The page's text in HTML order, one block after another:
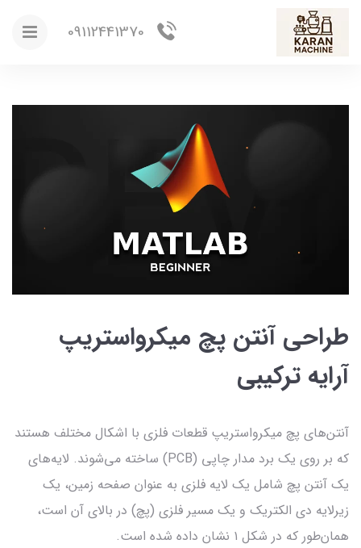
طراحی آنتن پچ میکرواستریپ
آرایه ترکیبی
آنتن‌های پچ میکرواستریپ قطعات فلزی با اشکال مختلف هستند
که بر روی یک برد مدار چاپی (PCB) ساخته می‌شوند. لایه‌های
یک آنتن پچ شامل یک لایه فلزی به عنوان صفحه زمین، یک
زیرلایه دی الکتریک و یک مسیر فلزی (پچ) در بالای آن است،
همان‌طور که در شکل ۱ نشان داده شده است.